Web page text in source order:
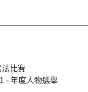
法比賽
- 年度人物選舉